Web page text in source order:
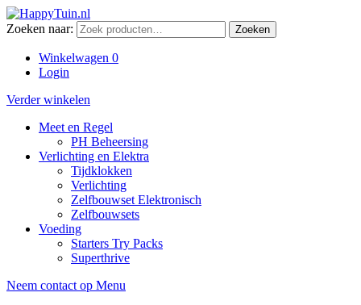
Zoeken naar: Zoeken
Winkelwagen 0
Login
Verder winkelen
Meet en Regel
PH Beheersing
Verlichting en Elektra
Tijdklokken
Verlichting
Zelfbouwset Elektronisch
Zelfbouwsets
Voeding
Starters Try Packs
Superthrive
Neem contact op Menu